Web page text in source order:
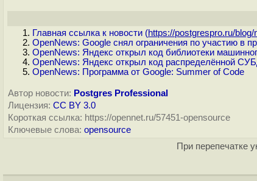
Главная ссылка к новости (https://postgrespro.ru/blog/
OpenNews: Google снял ограничения по участию в
OpenNews: Яндекс открыл код библиотеки
OpenNews: Яндекс открыл код распределённой
OpenNews: Программа от Google: Summer of Code
Автор новости: Postgres Professional
Лицензия: CC BY 3.0
Короткая ссылка: https://opennet.ru/57451-opensource
Ключевые слова: opensource
При перепечатке